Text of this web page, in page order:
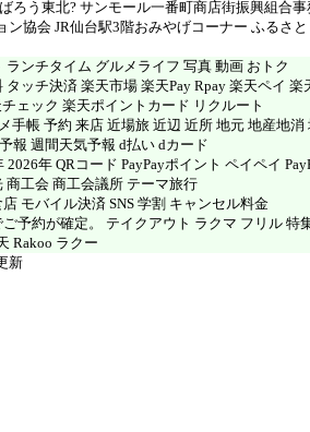
ろう東北? サンモール一番町商店街振興組合事
ン協会 JR仙台駅3階おみやげコーナー ふるさ
ンチタイム グルメライフ 写真 動画 おトク
ッチ決済 楽天市場 楽天Pay Rpay 楽天ペイ 楽
ェック 楽天ポイントカード リクルート
手帳 予約 来店 近場旅 近辺 近所 地元 地産地
報 週間天気予報 d払い dカード
年 QRコード PayPayポイント ペイペイ
工会 商工会議所 テーマ旅行
モバイル決済 SNS 学割 キャンセル料金
予約が確定。 テイクアウト ラクマ フリル 特
Rakoo ラクー
新